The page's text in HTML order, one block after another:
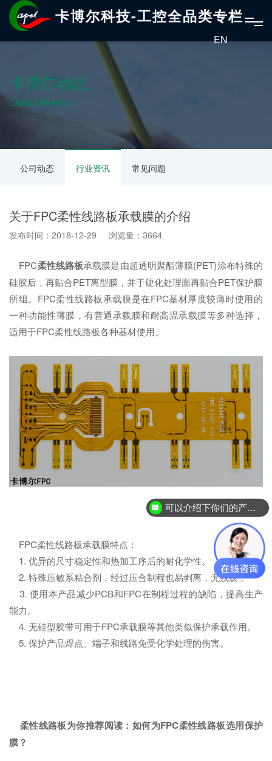
卡博尔科技-工控全品类专栏
EN
卡博尔动态
CABOL DYNAMICS
公司动态 行业资讯 常见问题
关于FPC柔性线路板承载膜的介绍
发布时间：2018-12-29 浏览量：3664
FPC柔性线路板承载膜是由超透明聚酯薄膜(PET)涂布特殊的
硅胶后，再贴合PET离型膜，并于硬化处理面再贴合PET保护膜
所组。FPC柔性线路板承载膜是在FPC基材厚度较薄时使用的
一种功能性薄膜，有普通承载膜和耐高温承载膜等多种选择，
适用于FPC柔性线路板各种基材使用。
FPC柔性线路板承载膜特点：
1. 优异的尺寸稳定性和热加工序后的耐化学性。
2. 特殊压敏系粘合剂，经过压合制程也易剥离，无残胶 。
3. 使用本产品减少PCB和FPC在制程过程的缺陷，提高生产
能力。
4. 无硅型胶带可用于FPC承载膜等其他类似保护承载作用。
5. 保护产品焊点、端子和线路免受化学处理的伤害。
柔性线路板为你推荐阅读： 如何为FPC柔性线路板选用保护
膜？
可以介绍下你们的产品么？